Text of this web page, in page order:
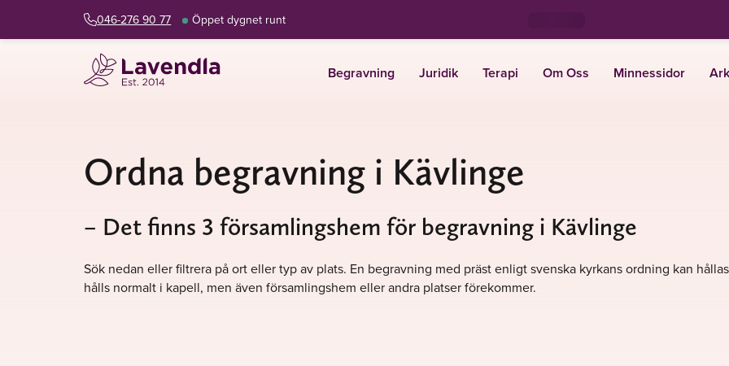
046-276 90 77 Öppet dygnet runt
Begravning Juridik Terapi Om Oss Minnessidor
Ordna begravning i Kävlinge
– Det finns 3 församlingshem för begravning i Kävlinge
Sök nedan eller filtrera på ort eller typ av plats. En begravning med präst enligt svenska kyrkans ordning kan
hålls normalt i kapell, men även församlingshem eller andra platser förekommer.